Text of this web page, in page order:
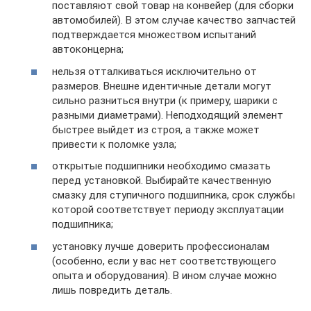
поставляют свой товар на конвейер (для сборки
автомобилей). В этом случае качество запчастей
подтверждается множеством испытаний
автоконцерна;
нельзя отталкиваться исключительно от
размеров. Внешне идентичные детали могут
сильно разниться внутри (к примеру, шарики с
разными диаметрами). Неподходящий элемент
быстрее выйдет из строя, а также может
привести к поломке узла;
открытые подшипники необходимо смазать
перед установкой. Выбирайте качественную
смазку для ступичного подшипника, срок службы
которой соответствует периоду эксплуатации
подшипника;
установку лучше доверить профессионалам
(особенно, если у вас нет соответствующего
опыта и оборудования). В ином случае можно
лишь повредить деталь.